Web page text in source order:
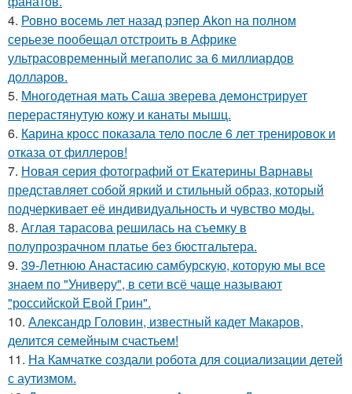
4. Ровно восемь лет назад рэпер Akon на полном
серьезе пообещал отстроить в Африке
ультрасовременный мегаполис за 6 миллиардов
долларов.
5. Многодетная мать Саша зверева демонстрирует
перерастянутую кожу и канаты мышц.
6. Карина кросс показала тело после 6 лет тренировок и
отказа от филлеров!
7. Новая серия фотографий от Екатерины Варнавы
представляет собой яркий и стильный образ, который
подчеркивает её индивидуальность и чувство моды.
8. Аглая тарасова решилась на съемку в
полупрозрачном платье без бюстгальтера.
9. 39-Летнюю Анастасию самбурскую, которую мы все
знаем по "Универу", в сети всё чаще называют
"российской Евой Грин".
10. Александр Головин, известный кадет Макаров,
делится семейным счастьем!
11. На Камчатке создали робота для социализации детей
с аутизмом.